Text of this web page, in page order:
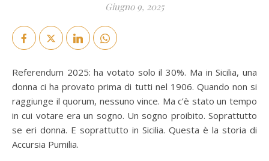
Giugno 9, 2025
Referendum 2025: ha votato solo il 30%. Ma in Sicilia, una
donna ci ha provato prima di tutti nel 1906. Quando non si
raggiunge il quorum, nessuno vince. Ma c’è stato un tempo
in cui votare era un sogno. Un sogno proibito. Soprattutto
se eri donna. E soprattutto in Sicilia. Questa è la storia di
Accursia Pumilia.